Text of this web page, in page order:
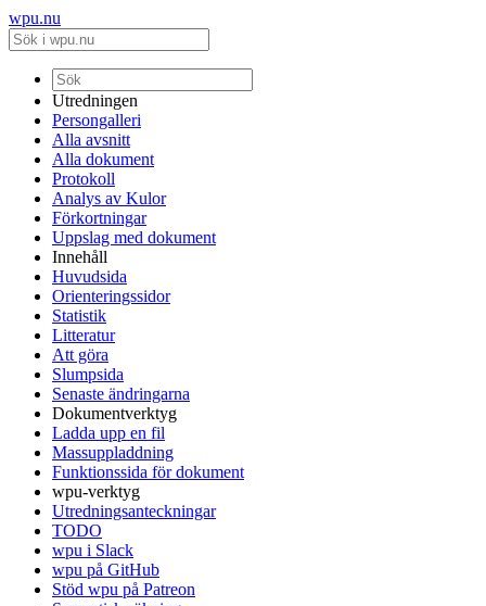
wpu.nu
Utredningen
Persongalleri
Alla avsnitt
Alla dokument
Protokoll
Analys av Kulor
Förkortningar
Uppslag med dokument
Innehåll
Huvudsida
Orienteringssidor
Statistik
Litteratur
Att göra
Slumpsida
Senaste ändringarna
Dokumentverktyg
Ladda upp en fil
Massuppladdning
Funktionssida för dokument
wpu-verktyg
Utredningsanteckningar
TODO
wpu i Slack
wpu på GitHub
Stöd wpu på Patreon